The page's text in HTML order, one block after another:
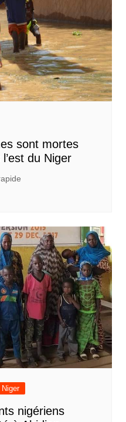
sont mortes
du Niger
Niger
nigériens